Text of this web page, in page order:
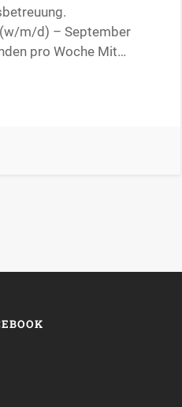
m/d) – September
pro Woche Mit…